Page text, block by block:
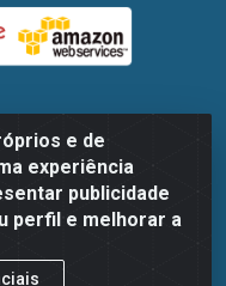
e de
experiência
publicidade
perfil e melhorar a
- Avenida Marechal
Recife/PE - CEP
0003-78